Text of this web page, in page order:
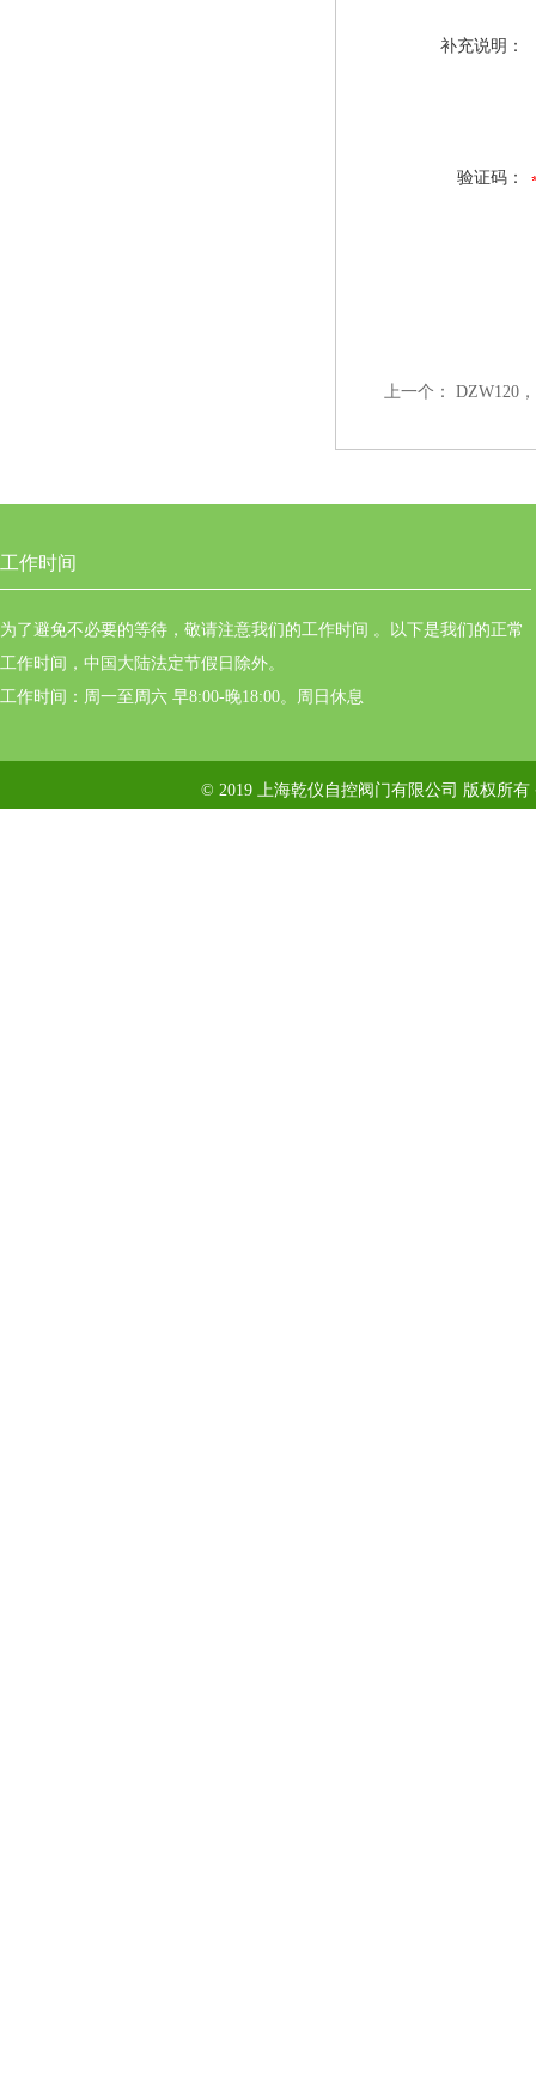
补充说明：
验证码：
上一个： DZW120
工作时间
为了避免不必要的等待，敬请注意我们的工作时间 。以下是我们的正常
工作时间，中国大陆法定节假日除外。
工作时间：周一至周六 早8:00-晚18:00。周日休息
© 2019 上海乾仪自控阀门有限公司 版权所有